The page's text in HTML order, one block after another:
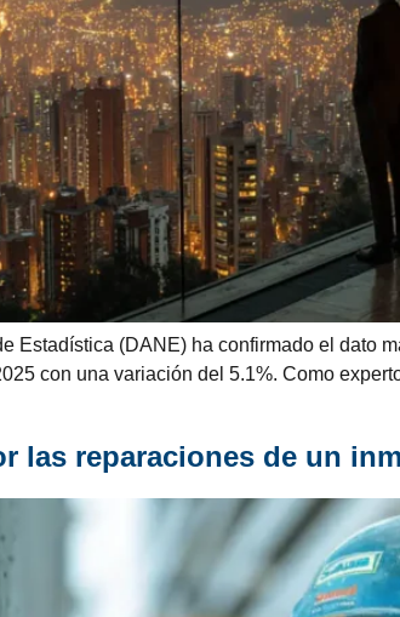
Estadística (DANE) ha confirmado el dato
con una variación del 5.1%. Como
las reparaciones de un